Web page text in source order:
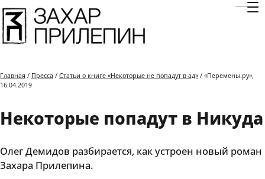
Главная / Пресса / Статьи о книге «Некоторые не попадут в ад» / «Перемены.ру»,
16.04.2019
Некоторые попадут в Никуда
Олег Демидов разбирается, как устроен новый роман
Захара Прилепина.